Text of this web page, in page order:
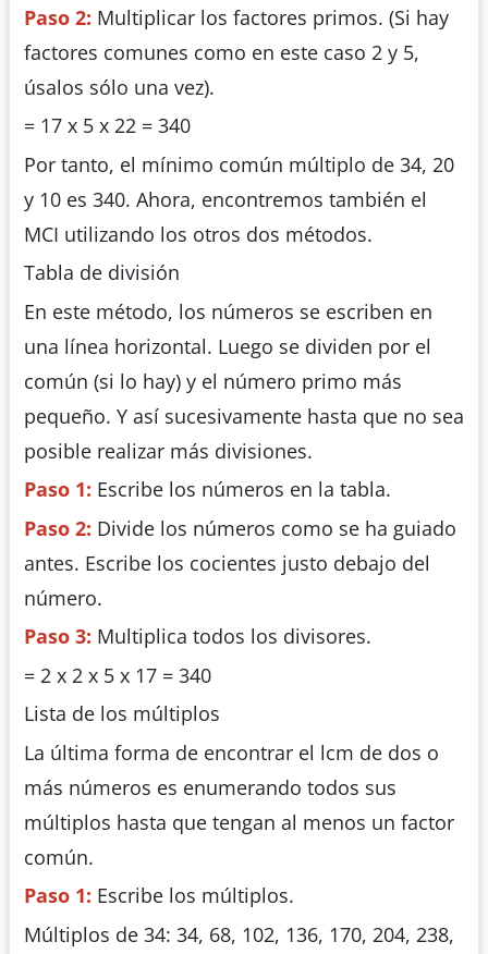
Paso 2: Multiplicar los factores primos. (Si hay
factores comunes como en este caso 2 y 5,
úsalos sólo una vez).
= 17 x 5 x 22 = 340
Por tanto, el mínimo común múltiplo de 34, 20
y 10 es 340. Ahora, encontremos también el
MCI utilizando los otros dos métodos.
Tabla de división
En este método, los números se escriben en
una línea horizontal. Luego se dividen por el
común (si lo hay) y el número primo más
pequeño. Y así sucesivamente hasta que no sea
posible realizar más divisiones.
Paso 1: Escribe los números en la tabla.
Paso 2: Divide los números como se ha guiado
antes. Escribe los cocientes justo debajo del
número.
Paso 3: Multiplica todos los divisores.
= 2 x 2 x 5 x 17 = 340
Lista de los múltiplos
La última forma de encontrar el lcm de dos o
más números es enumerando todos sus
múltiplos hasta que tengan al menos un factor
común.
Paso 1: Escribe los múltiplos.
Múltiplos de 34: 34, 68, 102, 136, 170, 204, 238,